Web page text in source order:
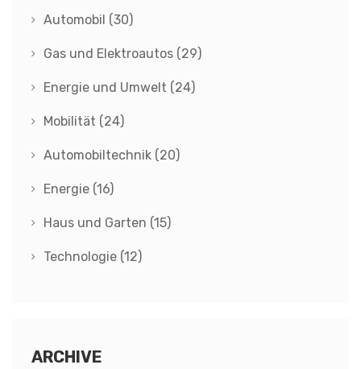
Automobil (30)
Gas und Elektroautos (29)
Energie und Umwelt (24)
Mobilität (24)
Automobiltechnik (20)
Energie (16)
Haus und Garten (15)
Technologie (12)
ARCHIVE